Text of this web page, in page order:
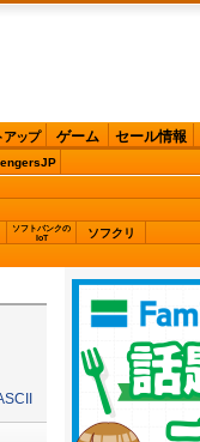
アップ ゲーム セール情報
ソフトバンクの
IoT
ソフクリ